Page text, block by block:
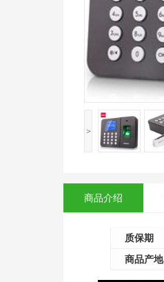
<
商品介绍
质保期
商品产地